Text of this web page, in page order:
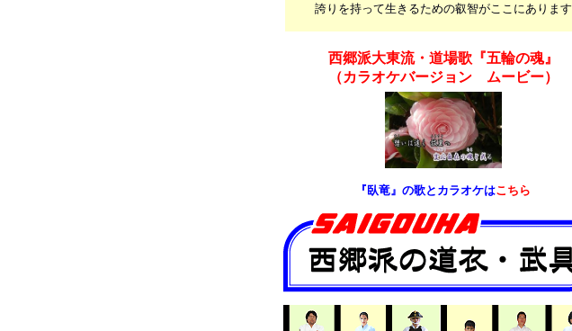
誇りを持って生きるための叡智がここにあります
西郷派大東流・道場歌『五輪の魂』
（カラオケバージョン ムービー）
『臥竜』の歌とカラオケはこちら